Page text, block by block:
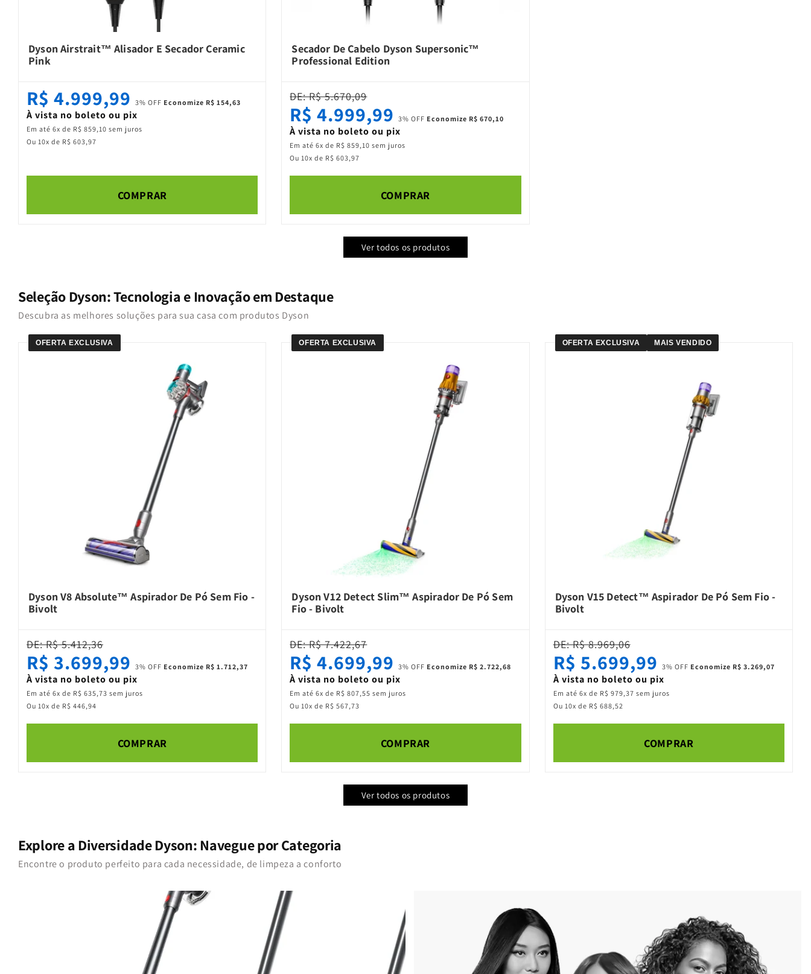
Dyson Airstrait™ Alisador E Secador Ceramic
Pink
R$ 4.999,99 3% OFF Economize R$ 154,63
À vista no boleto ou pix
Em até 6x de R$ 859,10 sem juros
Ou 10x de R$ 603,97
COMPRAR
Secador De Cabelo Dyson Supersonic™
Professional Edition
DE: R$ 5.670,09
R$ 4.999,993% OFF Economize R$ 670,10
À vista no boleto ou pix
Em até 6x de R$ 859,10 sem juros
Ou 10x de R$ 603,97
COMPRAR
Ver todos os produtos
Seleção Dyson: Tecnologia e Inovação em Destaque
Descubra as melhores soluções para sua casa com produtos Dyson
Dyson V8 Absolute™ Aspirador De Pó Sem Fio -
Bivolt
DE: R$ 5.412,36
R$ 3.699,99 3% OFF Economize R$ 1.712,37
À vista no boleto ou pix
Em até 6x de R$ 635,73 sem juros
Ou 10x de R$ 446,94
COMPRAR
OFERTA EXCLUSIVA
Dyson V12 Detect Slim™ Aspirador De Pó Sem
Fio - Bivolt
DE: R$ 7.422,67
R$ 4.699,993% OFF Economize R$ 2.722,68
À vista no boleto ou pix
Em até 6x de R$ 807,55 sem juros
Ou 10x de R$ 567,73
COMPRAR
OFERTA EXCLUSIVA
Dyson V15 Detect™ Aspirador De Pó Sem Fio -
Bivolt
DE: R$ 8.969,06
R$ 5.699,99 3% OFF Economize R$ 3.269,07
À vista no boleto ou pix
Em até 6x de R$ 979,37 sem juros
Ou 10x de R$ 688,52
COMPRAR
OFERTA EXCLUSIVA MAIS VENDIDO
Ver todos os produtos
Explore a Diversidade Dyson: Navegue por Categoria
Encontre o produto perfeito para cada necessidade, de limpeza a conforto